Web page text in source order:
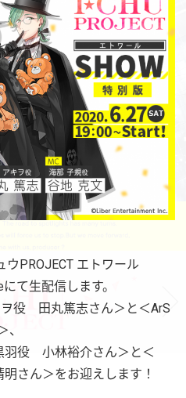
PROJECT エトワール
て生配信します。
役 田丸篤志さん＞と＜ArS
羽役 小林裕介さん＞と＜
さん＞をお迎えします！